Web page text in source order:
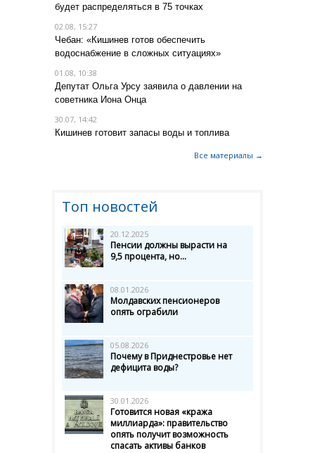
будет распределяться в 75 точках
02.08, 15:27
Чебан: «Кишинев готов обеспечить
водоснабжение в сложных ситуациях»
01.08, 10:38
Депутат Ольга Урсу заявила о давлении на
советника Иона Онца
30.07, 14:42
Кишинев готовит запасы воды и топлива
Все материалы →
Топ новостей
20.12.2025
Пенсии должны вырасти на
9,5 процента, но...
08.01.2026
Молдавских пенсионеров
опять ограбили
05.08.2026
Почему в Приднестровье нет
дефицита воды?
30.01.2026
Готовится новая «кража
миллиарда»: правительство
опять получит возможность
спасать активы банков